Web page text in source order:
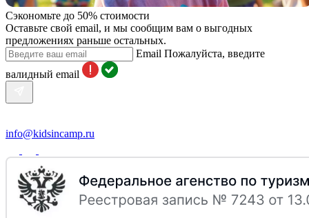
Сэкономьте до 50% стоимости
Оставьте свой email, и мы сообщим вам о выгодных
предложениях раньше остальных.
Email Пожалуйста, введите
валидный email
info@kidsincamp.ru